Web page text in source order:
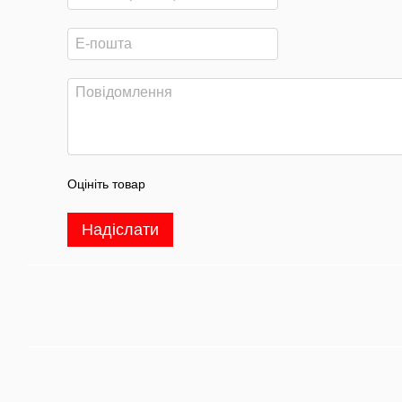
Оцініть товар
Надіслати